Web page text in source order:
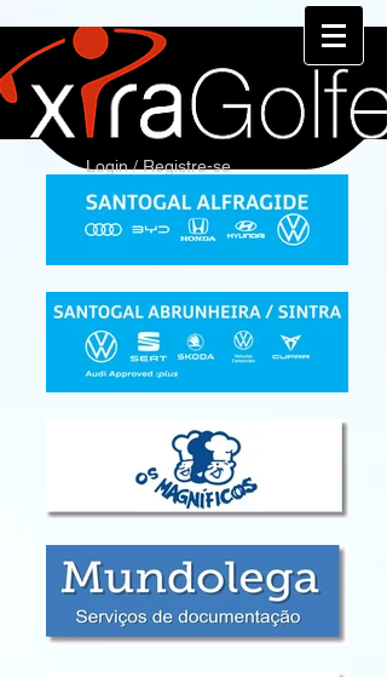
Login / Registre-se